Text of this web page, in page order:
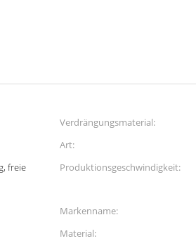
Verdrängungsmaterial:
Art:
freie
Produktionsgeschwindigkeit:
Markenname:
Material: